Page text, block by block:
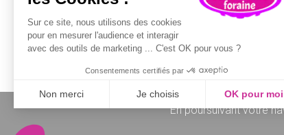
Colorant barbe à papa
Bâtons barbe à papa
Pomme d'amour
Churros, Crêpes, Gaufres
Emballages Snacking
Maïs à pop-corn
Emballages pop-corn
Concentré granités
Sirops granités
Glaces à l'italienne
En poursuivant votre